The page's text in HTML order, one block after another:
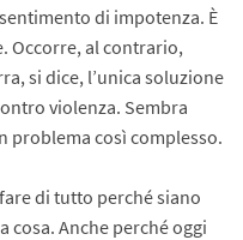
di impotenza. È
Occorre, al contrario,
si dice, l’unica soluzione
violenza. Sembra
problema così complesso.
di tutto perché siano
cosa. Anche perché oggi